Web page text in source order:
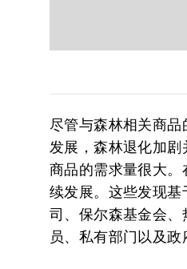
尽管与森林相关商
发展，森林退化加
商品的需求量很大
续发展。这些发现
司、保尔森基金会
员、私有部门以及政